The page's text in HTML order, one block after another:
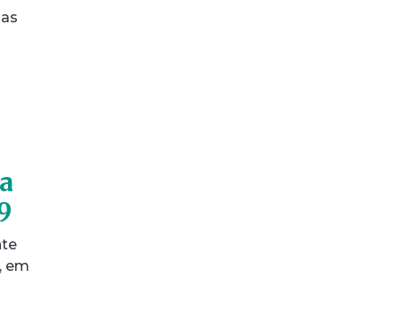
em